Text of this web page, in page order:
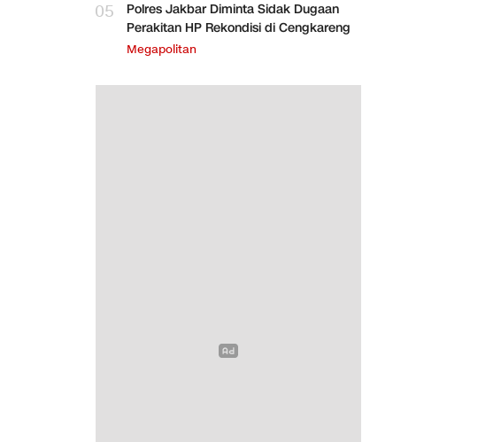
05
Polres Jakbar Diminta Sidak Dugaan
Perakitan HP Rekondisi di Cengkareng
Megapolitan